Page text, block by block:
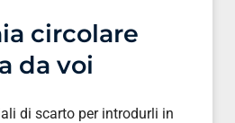
circolare
da voi
di scarto per introdurli in